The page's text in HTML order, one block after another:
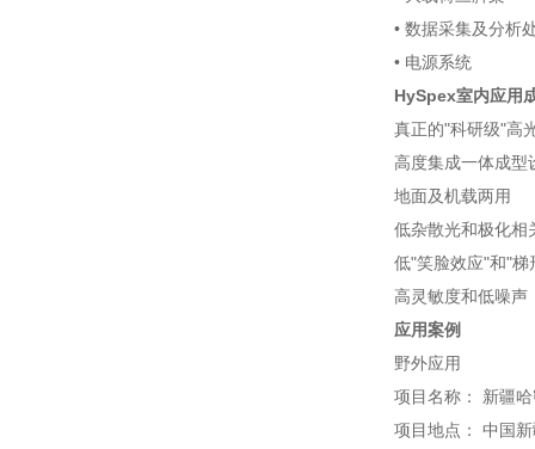
• 数据采集及分析
• 电源系统
HySpex室内应用
真正的"科研级"高
高度集成一体成型
地面及机载两用
低杂散光和极化相
低"笑脸效应"和"梯
高灵敏度和低噪声
应用案例
野外应用
项目名称： 新疆
项目地点： 中国